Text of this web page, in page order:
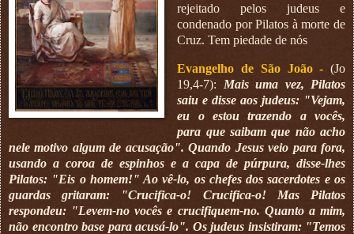
rejeitado pelos judeus e
condenado por Pilatos à morte de
Cruz. Tem piedade de nós
Evangelho de São João - (Jo
19,4-7): Mais uma vez, Pilatos
saiu e disse aos judeus: "Vejam,
eu o estou trazendo a vocês,
para que saibam que não acho
nele motivo algum de acusação". Quando Jesus veio para fora,
usando a coroa de espinhos e a capa de púrpura, disse-lhes
Pilatos: "Eis o homem!" Ao vê-lo, os chefes dos sacerdotes e os
guardas gritaram: "Crucifica-o! Crucifica-o! Mas Pilatos
respondeu: "Levem-no vocês e crucifiquem-no. Quanto a mim,
não encontro base para acusá-lo". Os judeus insistiram: "Temos